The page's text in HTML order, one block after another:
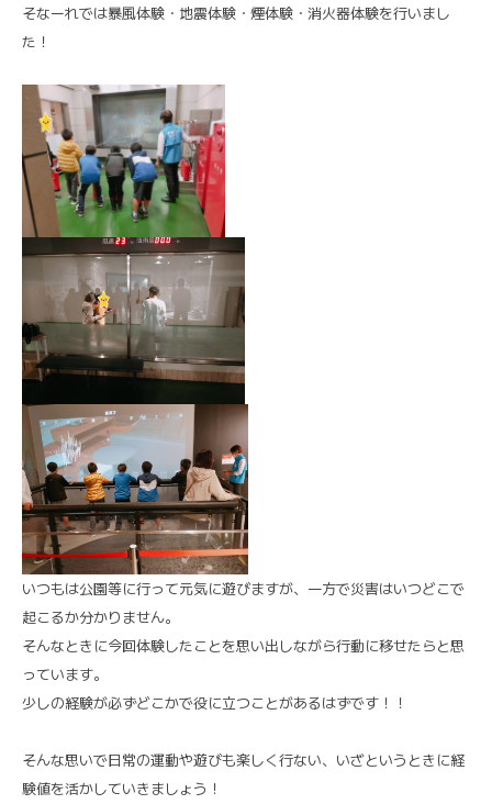
そなーれでは暴風体験・地震体験・煙体験・消火器体験を行いまし
た！
いつもは公園等に行って元気に遊びますが、一方で災害はいつどこで
起こるか分かりません。
そんなときに今回体験したことを思い出しながら行動に移せたらと思
っています。
少しの経験が必ずどこかで役に立つことがあるはずです！！
そんな思いで日常の運動や遊びも楽しく行ない、いざというときに経
験値を活かしていきましょう！